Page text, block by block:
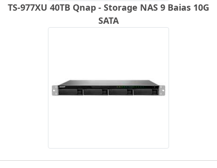
TS-977XU 40TB Qnap - Storage NAS 9 Baias 10G
SATA